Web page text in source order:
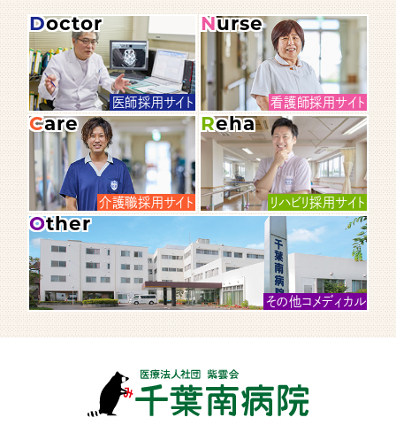
医師採用サイト
Doctor
看護師採用サイト
Nurse
介護職採用サイト
Care
リハビリ採用サイト
Reha
その他コメディカル
Other